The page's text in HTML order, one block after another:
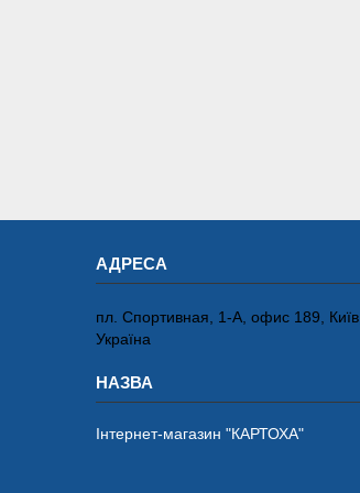
пл. Спортивная, 1-А, офис 189, Київ,
Україна
Інтернет-магазин "КАРТОХА"